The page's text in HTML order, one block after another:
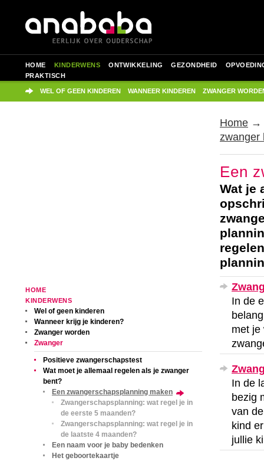
HOME KINDERWENS ONTWIKKELING GEZONDHEID
PRAKTISCH
WEL OF GEEN KINDEREN WANNEER KINDEREN ZWANGER
HOME
KINDERWENS
Wel of geen kinderen
Wanneer krijg je kinderen?
Zwanger worden
Zwanger
Positieve zwangerschapstest
Wat moet je allemaal regelen als je zwanger
bent?
Een zwangerschapsplanning maken
Zwangerschapsplanning: wat regel je in
de eerste 5 maanden?
Zwangerschapsplanning: wat regel je in
de laatste 4 maanden?
Een naam voor je baby bedenken
Het geboortekaartje
Home →
zwanger
Een
Wat je
In de
met je
In de
bezig
van
kind
jullie